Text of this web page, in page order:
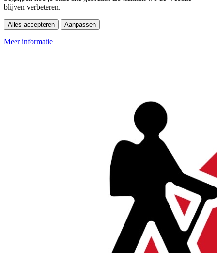
blijven verbeteren.
Alles accepteren Aanpassen
Meer informatie